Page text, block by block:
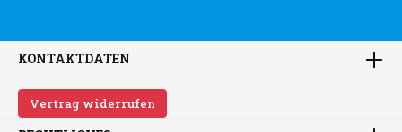
KONTAKTDATEN
Vertrag widerrufen